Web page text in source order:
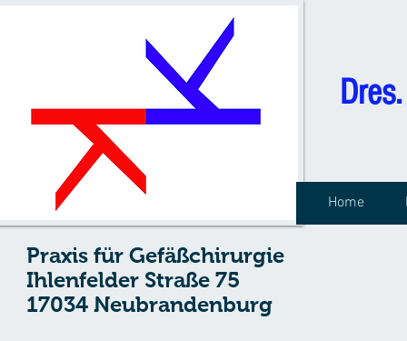
Home
Dres.
Praxis für Gefäßchirurgie
Ihlenfelder Straße 75
17034 Neubrandenburg